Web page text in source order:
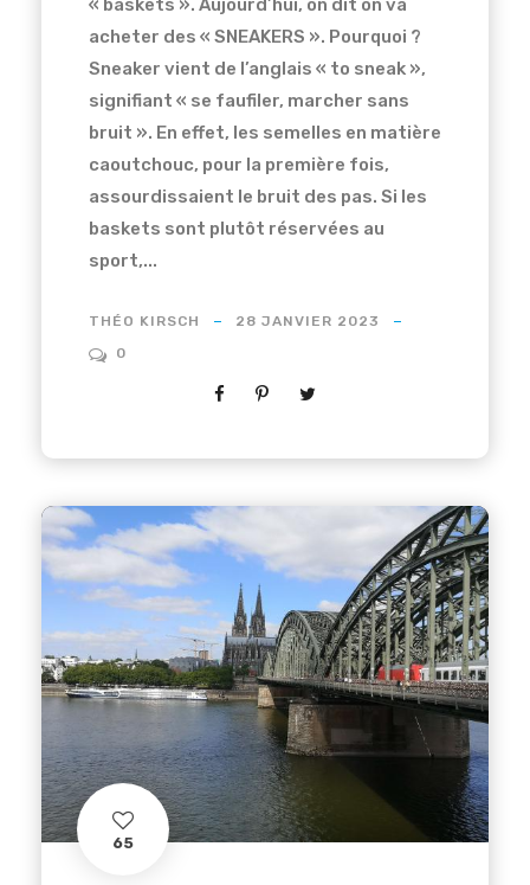
« baskets ». Aujourd’hui, on dit on va
acheter des « SNEAKERS ». Pourquoi ?
Sneaker vient de l’anglais « to sneak »,
signifiant « se faufiler, marcher sans
bruit ». En effet, les semelles en matière
caoutchouc, pour la première fois,
assourdissaient le bruit des pas. Si les
baskets sont plutôt réservées au
sport,...
THÉO KIRSCH
28 JANVIER 2023
0
65